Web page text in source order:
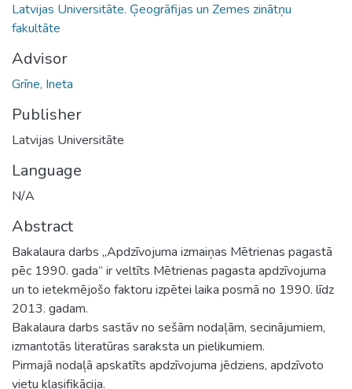
Latvijas Universitāte. Ģeogrāfijas un Zemes zinātņu
fakultāte
Advisor
Grīne, Ineta
Publisher
Latvijas Universitāte
Language
N/A
Abstract
Bakalaura darbs „Apdzīvojuma izmaiņas Mētrienas pagastā
pēc 1990. gada” ir veltīts Mētrienas pagasta apdzīvojuma
un to ietekmējošo faktoru izpētei laika posmā no 1990. līdz
2013. gadam.
Bakalaura darbs sastāv no sešām nodaļām, secinājumiem,
izmantotās literatūras saraksta un pielikumiem.
Pirmajā nodaļā apskatīts apdzīvojuma jēdziens, apdzīvoto
vietu klasifikācija.